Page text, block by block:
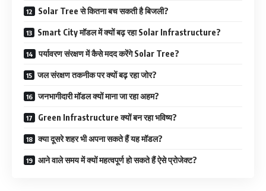
Solar Tree से कितना बच सकती है बिजली?
Smart City मॉडल में क्यों बढ़ रहा Solar Infrastructure?
पर्यावरण संरक्षण में कैसे मदद करेंगे Solar Tree?
जल संरक्षण तकनीक पर क्यों बढ़ रहा जोर?
जनभागीदारी मॉडल क्यों माना जा रहा अहम?
Green Infrastructure क्यों बन रहा भविष्य?
क्या दूसरे शहर भी अपना सकते हैं यह मॉडल?
आने वाले समय में क्यों महत्वपूर्ण हो सकते हैं ऐसे प्रोजेक्ट?